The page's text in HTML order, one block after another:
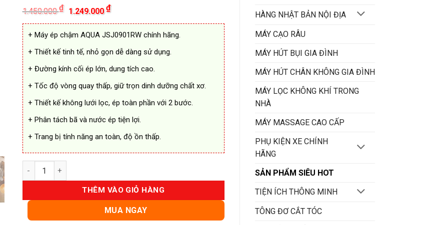
HÀNG NHẬT BẢN NỘI ĐỊA
MÁY CẠO RÂU
MÁY HÚT BỤI GIA ĐÌNH
MÁY HÚT CHÂN KHÔNG GIA ĐÌNH
MÁY LỌC KHÔNG KHÍ TRONG
NHÀ
MÁY MASSAGE CAO CẤP
PHỤ KIỆN XE CHÍNH
HÃNG
SẢN PHẨM SIÊU HOT
TIỆN ÍCH THÔNG MINH
TÔNG ĐƠ CẮT TÓC
1.450.000₫
Giá
gốc
là:
1.450.000 ₫.
1.249.000₫Giá
hiện
tại
là:
1.249.000 ₫.
+ Máy ép chậm AQUA JSJ0901RW chính hãng.
+ Thiết kế tinh tế, nhỏ gọn dễ dàng sử dụng.
+ Đường kính cối ép lớn, dung tích cao.
+ Tốc độ vòng quay thấp, giữ trọn dinh dưỡng chất xơ.
+ Thiết kế không lưới lọc, ép toàn phần với 2 bước.
+ Phân tách bã và nước ép tiện lợi.
+ Trang bị tính năng an toàn, độ ồn thấp.
Máy Ép Chậm AQUA JSJ0901RW Chính Hãng số lượng
THÊM VÀO GIỎ HÀNG
MUA NGAY